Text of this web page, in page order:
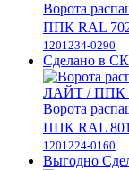
Ворота
ППК RAL
1201234-0290
Сделано в
Ворота
ППК RAL
1201224-0160
Выгодно